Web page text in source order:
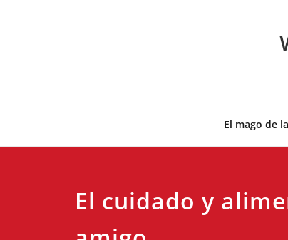
El mago de
El cuidado y